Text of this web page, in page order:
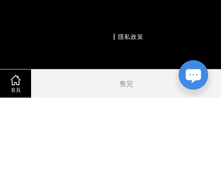
首頁
售完
隱私政策
退款政策